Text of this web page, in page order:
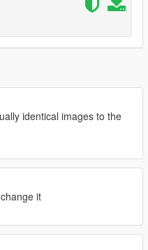
identical images to the
it